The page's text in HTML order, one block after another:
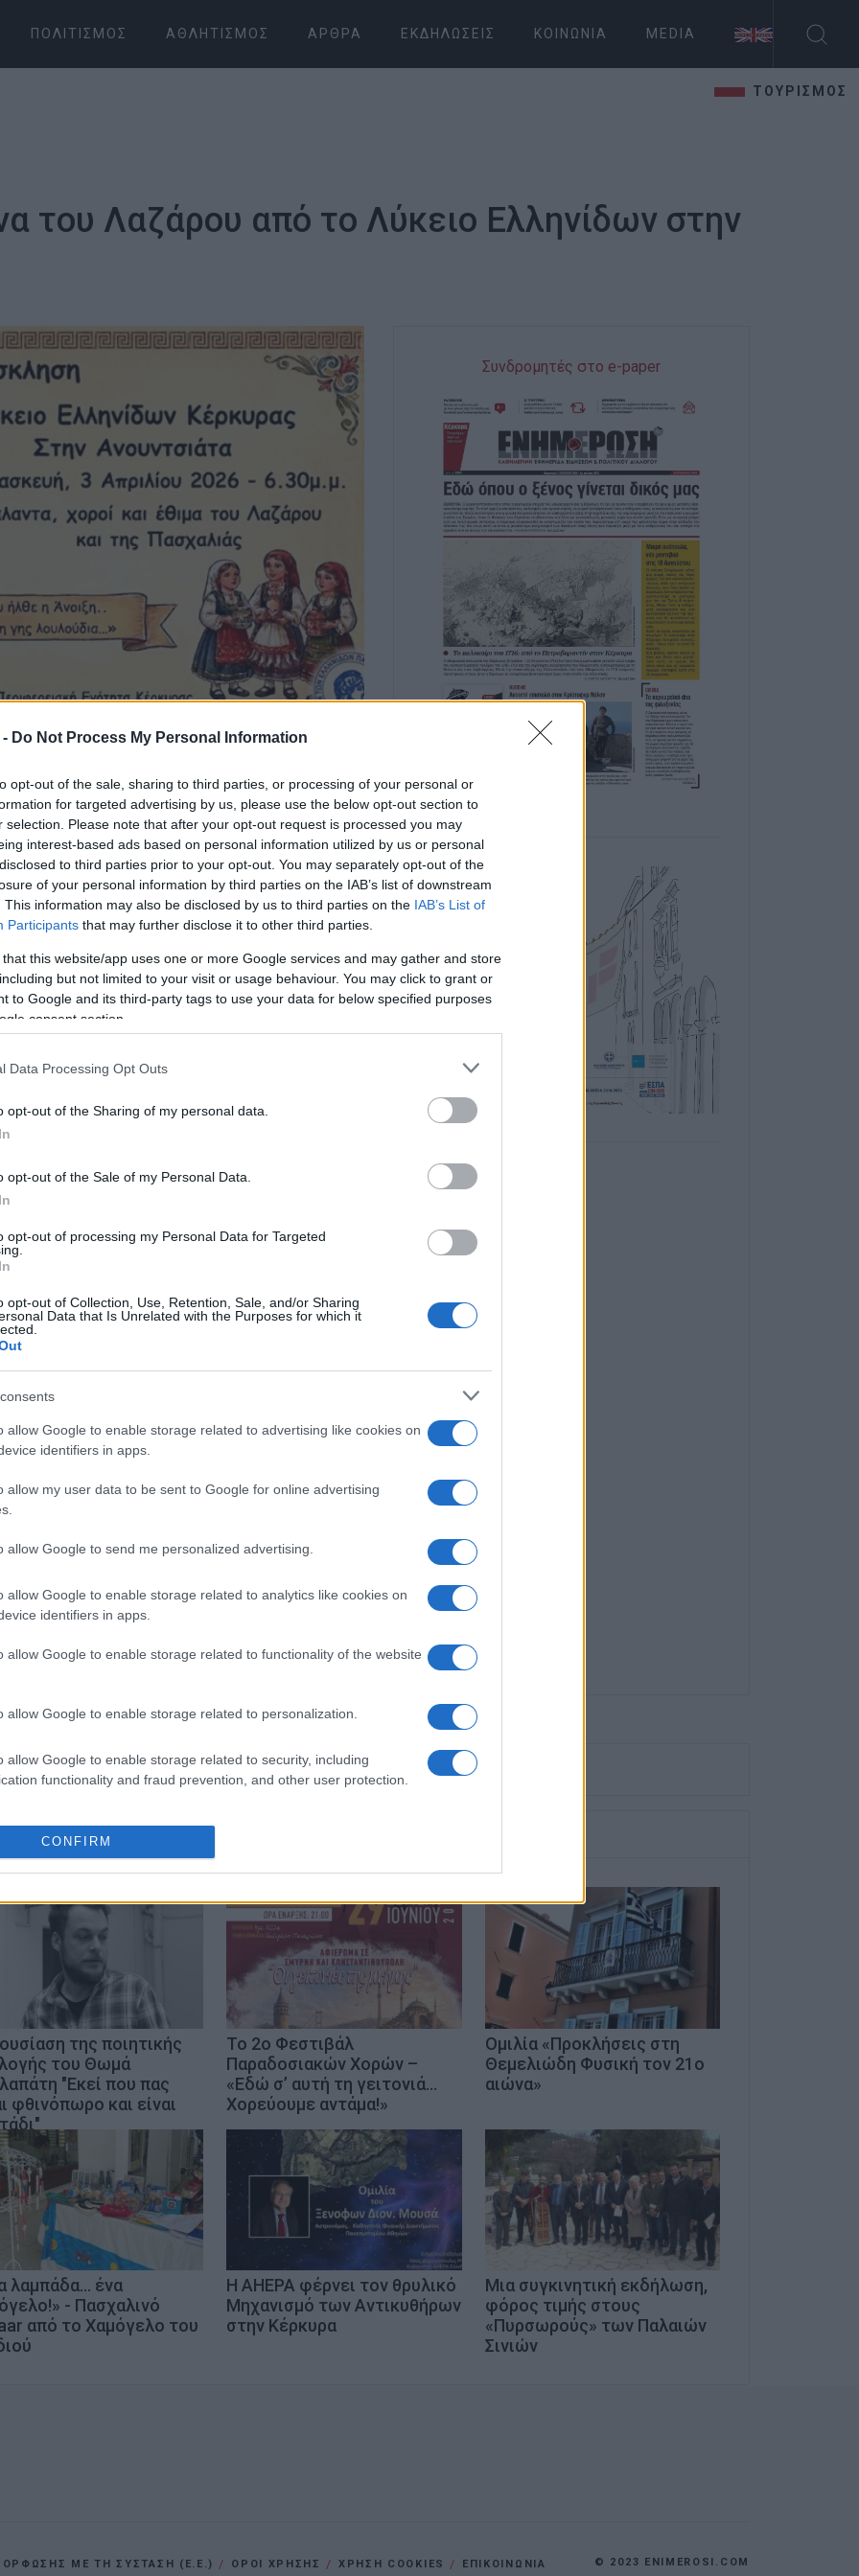
Do Not Process My Personal Information
opt-out of the sale, sharing to third parties, or processing of your personal or
for targeted advertising by us, please use the below opt-out section to
selection. Please note that after your opt-out request is processed you may
interest-based ads based on personal information utilized by us or personal
to third parties prior to your opt-out. You may separately opt-out of the
of your personal information by third parties on the IAB’s list of downstream
This information may also be disclosed by us to third parties on the IAB’s List of
Participants that may further disclose it to other third parties.
that this website/app uses one or more Google services and may gather and store
but not limited to your visit or usage behaviour. You may click to grant or
to Google and its third-party tags to use your data for below specified purposes
consent section.
Data Processing Opt Outs
opt-out of the Sharing of my personal data.
opt-out of the Sale of my Personal Data.
opt-out of processing my Personal Data for Targeted
opt-out of Collection, Use, Retention, Sale, and/or Sharing
Data that Is Unrelated with the Purposes for which it
allow Google to enable storage related to advertising like cookies on
identifiers in apps.
allow my user data to be sent to Google for online advertising
allow Google to send me personalized advertising.
allow Google to enable storage related to analytics like cookies on
identifiers in apps.
allow Google to enable storage related to functionality of the website
allow Google to enable storage related to personalization.
allow Google to enable storage related to security, including
functionality and fraud prevention, and other user protection.
CONFIRM
ΠΟΛΙΤΙΣΜΌΣ ΑΘΛΗΤΙΣΜΌΣ ΆΡΘΡΑ ΕΚΔΗΛΏΣΕΙΣ ΚΟΙΝΩΝΊΑ MEDIA
ΤΟΥΡΙΣΜΟΣ
του Λαζάρου από το Λύκειο Ελληνίδων στην
το απόγευμα
στις 6.30' το απόγευμα, στην πλατεία της
παρουσιάσει μια εκδήλωση αφιερωμένη στα
ΠΙΝ.
δημόσιες σχέσεις, το ελεύθερο και το
Συνδρομητές στο e-paper
της ποιητικής
του Θωμά
"Εκεί που πας
φθινόπωρο και είναι
Το 2ο Φεστιβάλ
Παραδοσιακών Χορών –
«Εδώ σ’ αυτή τη γειτονιά…
Χορεύουμε αντάμα!»
Ομιλία «Προκλήσεις στη
Θεμελιώδη Φυσική τον 21ο
αιώνα»
λαμπάδα… ένα
- Πασχαλινό
από το Χαμόγελο του
Η AHEPA φέρνει τον θρυλικό
Μηχανισμό των Αντικυθήρων
στην Κέρκυρα
Μια συγκινητική εκδήλωση,
φόρος τιμής στους
«Πυρσωρούς» των Παλαιών
Σινιών
ΜΕ ΤΗ ΣΥΣΤΑΣΗ (Ε.Ε.) ΌΡΟΙ ΧΡΗΣΗΣ ΧΡΗΣΗ COOKIES ΕΠΙΚΟΙΝΩΝΙΑ © 2023 ENIMEROSI.COM